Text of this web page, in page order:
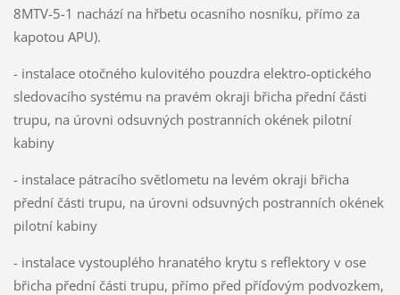
8MTV-5-1 nachází na hřbetu ocasního nosníku, přímo za
kapotou APU).
- instalace otočného kulovitého pouzdra elektro-optického
sledovacího systému na pravém okraji břicha přední části
trupu, na úrovni odsuvných postranních okének pilotní
kabiny
- instalace pátracího světlometu na levém okraji břicha
přední části trupu, na úrovni odsuvných postranních okének
pilotní kabiny
- instalace vystouplého hranatého krytu s reflektory v ose
břicha přední části trupu, přímo před příďovým podvozkem,